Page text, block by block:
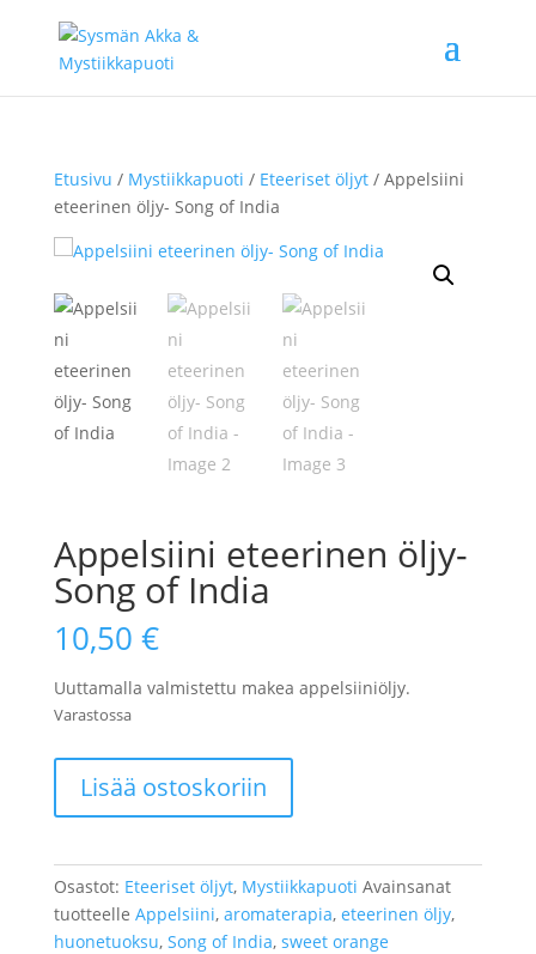
Etusivu / Mystiikkapuoti / Eteeriset öljyt/ Appelsiini
eteerinen öljy- Song of India
Appelsiini eteerinen öljy-
Song of India
10,50 €
Uuttamalla valmistettu makea appelsiiniöljy.
Varastossa
eteerinen
öljy-
of
India
määrä
Lisää ostoskoriin
Osastot: Eteeriset öljyt, Mystiikkapuoti Avainsanat
tuotteelle Appelsiini, aromaterapia, eteerinen öljy,
huonetuoksu, Song of India, sweet orange